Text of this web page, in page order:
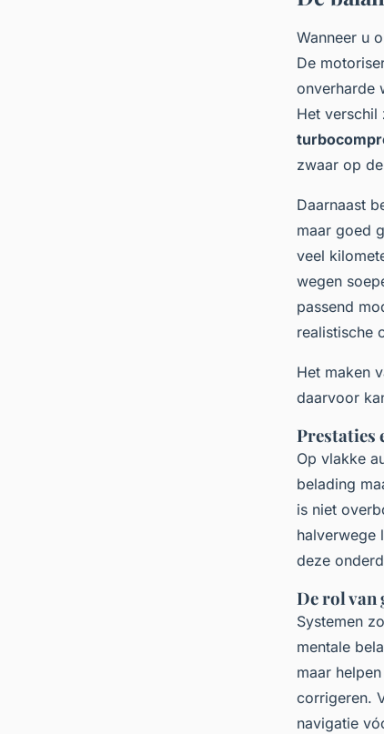
Wanneer u
De
onverharde
Het verschil
zwaar op
Daarnaast
maar goed
veel
wegen
passend
realistische
Het maken
daarvoor
Prestaties
Op vlakke
belading
is niet
halverwege
deze
De rol van
Systemen
mentale
maar
corrigeren.
navigatie